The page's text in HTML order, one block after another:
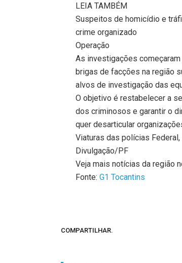
LEIA TAMBÉM
Suspeitos de homicídio e
crime organizado
Operação
As investigações
brigas de facções na região
alvos de investigação das
O objetivo é restabelecer a
dos criminosos e garantir o
quer desarticular
Viaturas das polícias
Divulgação/PF
Veja mais notícias da região
Fonte:G1 Tocantins
COMPARTILHAR.